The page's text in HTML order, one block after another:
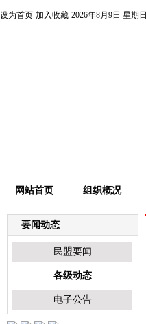
设为首页 加入收藏 2026年8月9日 星期日
网站首页 组织概况
要闻动态
民盟要闻
各级动态
电子公告